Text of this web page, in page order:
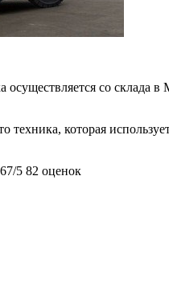
со склада в
которая
5 82 оценок